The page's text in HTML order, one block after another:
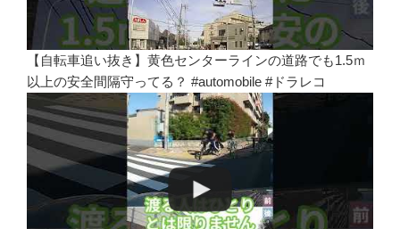
【自転車追い抜き】黄色センターラインの道路でも1.5ｍ
以上の安全間隔守ってる？ #automobile #ドラレコ